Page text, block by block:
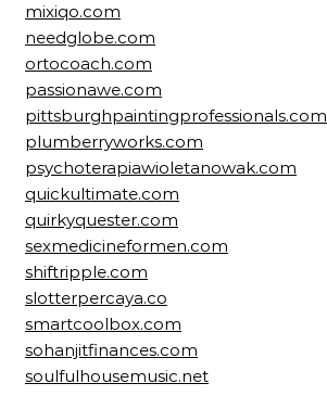
mixiqo.com
needglobe.com
ortocoach.com
passionawe.com
pittsburghpaintingprofessionals.com
plumberryworks.com
psychoterapiawioletanowak.com
quickultimate.com
quirkyquester.com
sexmedicineformen.com
shiftripple.com
slotterpercaya.co
smartcoolbox.com
sohanjitfinances.com
soulfulhousemusic.net